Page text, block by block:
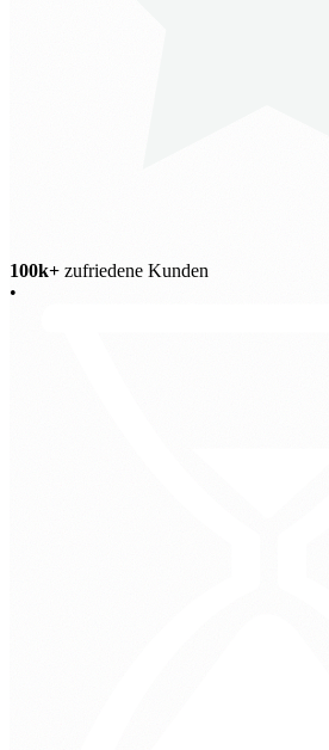
100k+ zufriedene Kunden
•